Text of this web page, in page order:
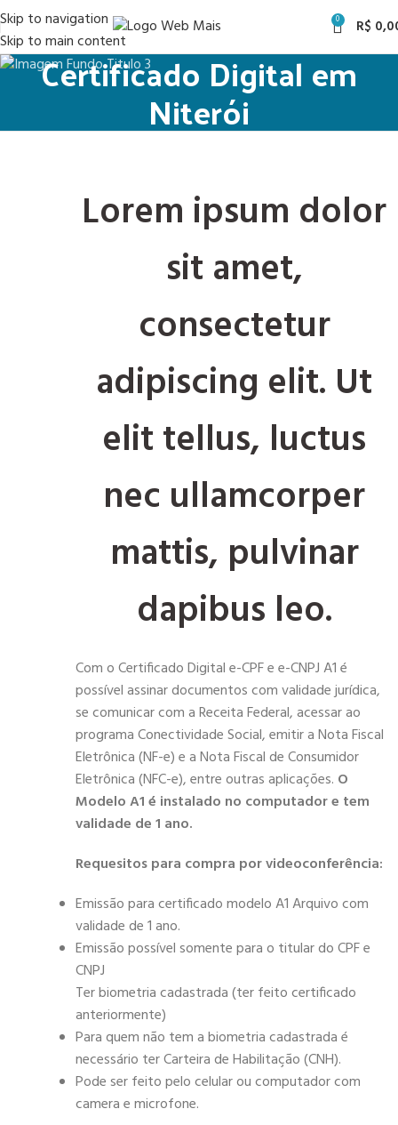
Skip to navigation
Skip to main content
0 R$
Certificado Digital em
Niterói
Lorem ipsum dolor
sit amet,
consectetur
adipiscing elit. Ut
elit tellus, luctus
nec ullamcorper
mattis, pulvinar
dapibus leo.
Com o Certificado Digital e-CPF e e-CNPJ A1 é
possível assinar documentos com validade jurídica,
se comunicar com a Receita Federal, acessar ao
programa Conectividade Social, emitir a Nota Fiscal
Eletrônica (NF-e) e a Nota Fiscal de Consumidor
Eletrônica (NFC-e), entre outras aplicações. O
Modelo A1 é instalado no computador e tem
validade de 1 ano.
Requesitos para compra por videoconferência:
Emissão para certificado modelo A1 Arquivo com
validade de 1 ano.
Emissão possível somente para o titular do CPF e
CNPJ
Ter biometria cadastrada (ter feito certificado
anteriormente)
Para quem não tem a biometria cadastrada é
necessário ter Carteira de Habilitação (CNH).
Pode ser feito pelo celular ou computador com
camera e microfone.